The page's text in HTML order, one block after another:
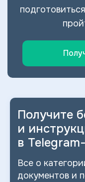
Получите
и
в
Все о
документов и